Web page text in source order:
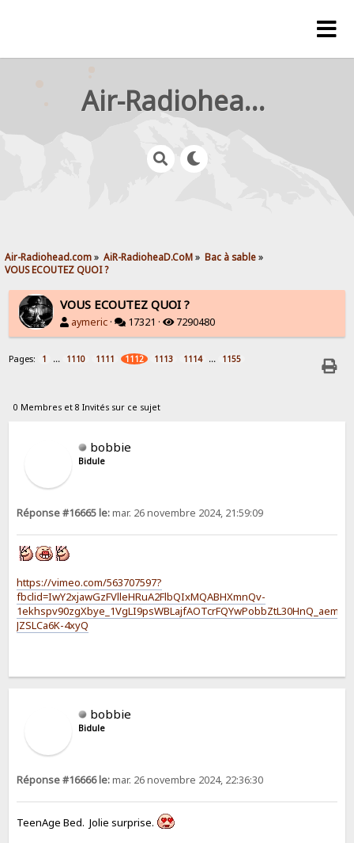
Air-Radiohead.com
Air-Radiohead.com» AiR-RadioheaD.CoM» Bac à sable»
VOUS ECOUTEZ QUOI ?
VOUS ECOUTEZ QUOI ?
aymeric · 17321 · 7290480
Pages: 1 ... 1110 1111 1112 1113 1114 ... 1155
0 Membres et 8 Invités sur ce sujet
bobbie
Bidule
Réponse #16665 le:mar. 26 novembre 2024, 21:59:09
https://vimeo.com/563707597?
fbclid=IwY2xjawGzFVlleHRuA2FlbQIxMQABHXmnQv-
JZSLCa6K-4xyQ
bobbie
Bidule
Réponse #16666 le:mar. 26 novembre 2024, 22:36:30
TeenAge Bed. Jolie surprise.